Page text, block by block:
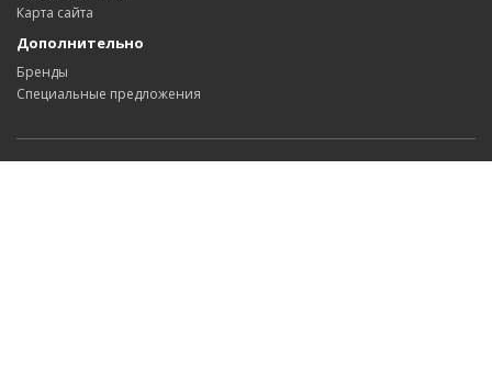
Карта сайта
Дополнительно
Бренды
Специальные предложения